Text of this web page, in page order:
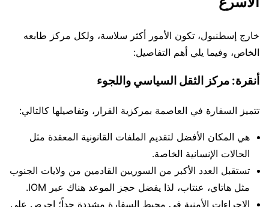
خارج إسطنبول، تكون الأمور أكثر سلاسة، ولكل مركز طابعه
الخاص، وفيما يلي أهم التفاصيل:
أنقرة: مركز الثقل السياسي واللجوء
تتميز السفارة في العاصمة بمركزية القرار، وتفاصيلها كالتالي:
هي المكان الأفضل لتقديم الملفات القانونية المعقدة مثل
الحالات الإنسانية الخاصة.
تستقبل العدد الأكبر من السوريين القادمين من ولايات الجنوب
مثل هاتاي، عنتاب، لذا يفضل حجز الموعد هناك عبر IOM.
الإجراءات الأمنية في محيط السفارة مشددة جداً؛ احرص على